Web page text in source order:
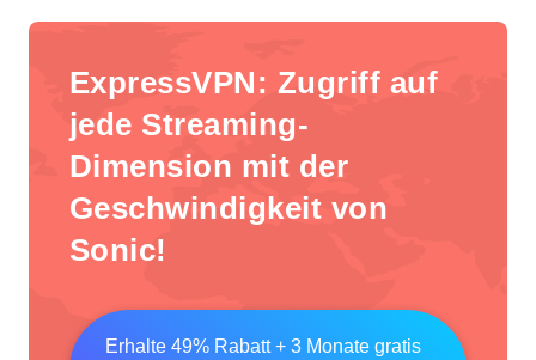
ExpressVPN: Zugriff auf
jede Streaming-
Dimension mit der
Geschwindigkeit von
Sonic!
Erhalte 49% Rabatt + 3 Monate gratis